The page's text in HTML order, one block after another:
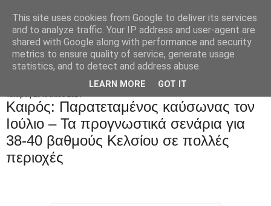
Καιρός: Παρατεταμένος καύσωνας τον
Ιούλιο – Τα προγνωστικά σενάρια για
38-40 βαθμούς Κελσίου σε πολλές
περιοχές
This site uses cookies from Google to deliver its services
and to analyze traffic. Your IP address and user-agent are
shared with Google along with performance and security
metrics to ensure quality of service, generate usage
statistics, and to detect and address abuse.
LEARN MORE GOT IT